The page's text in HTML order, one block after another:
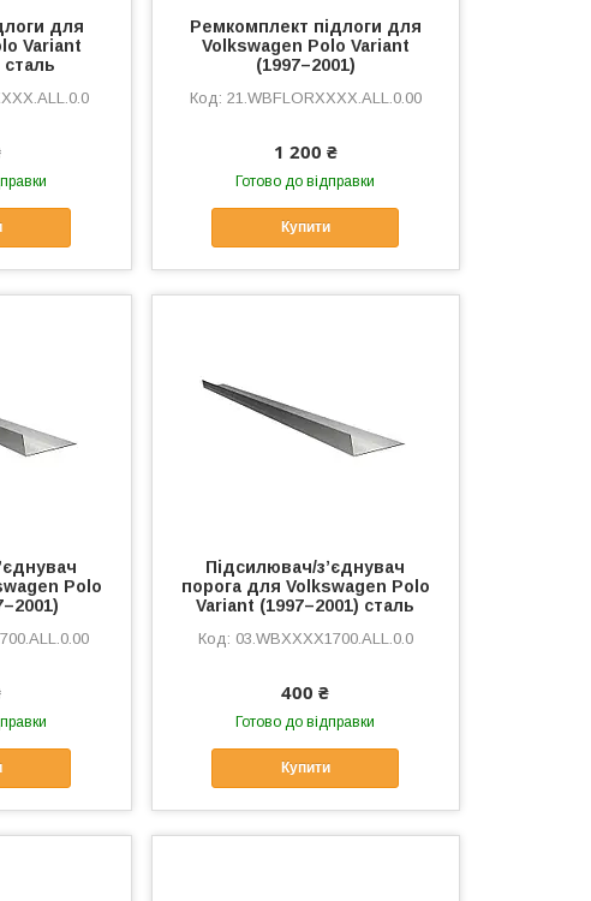
для
Variant
сталь
Ремкомплект підлоги для
Volkswagen Polo Variant
(1997–2001)
21.WBFLORXXXX.ALL.0.00
1 200 ₴
Готово до відправки
Купити
Polo
Підсилювач/зʼєднувач
порога для Volkswagen Polo
Variant (1997–2001) сталь
03.WBXXXX1700.ALL.0.0
400 ₴
Готово до відправки
Купити